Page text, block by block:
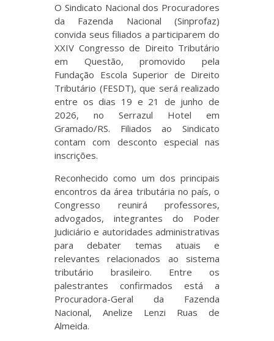
O Sindicato Nacional dos Procuradores
da Fazenda Nacional (Sinprofaz)
convida seus filiados a participarem do
XXIV Congresso de Direito Tributário
em Questão, promovido pela
Fundação Escola Superior de Direito
Tributário (FESDT), que será realizado
entre os dias 19 e 21 de junho de
2026, no Serrazul Hotel em
Gramado/RS. Filiados ao Sindicato
contam com desconto especial nas
inscrições.
Reconhecido como um dos principais
encontros da área tributária no país, o
Congresso reunirá professores,
advogados, integrantes do Poder
Judiciário e autoridades administrativas
para debater temas atuais e
relevantes relacionados ao sistema
tributário brasileiro. Entre os
palestrantes confirmados está a
Procuradora-Geral da Fazenda
Nacional, Anelize Lenzi Ruas de
Almeida.